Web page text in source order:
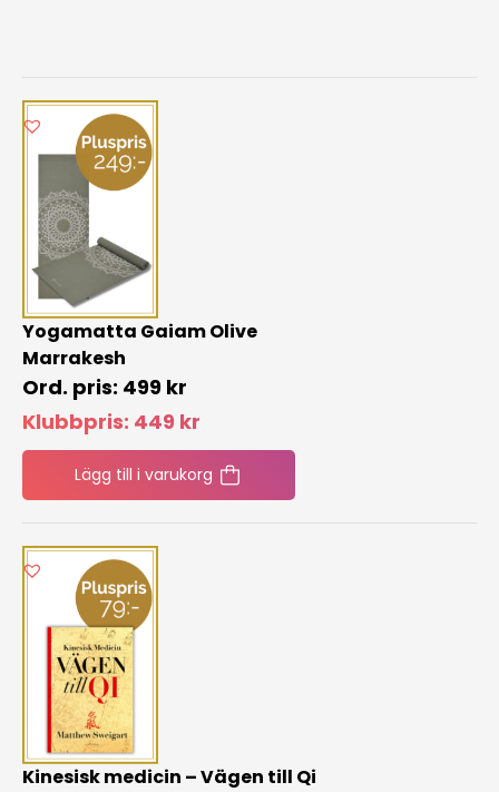
Yogamatta Gaiam Olive
Marrakesh
499 kr
Klubbpris: 449 kr
Lägg till i varukorg
Kinesisk medicin – Vägen till Qi